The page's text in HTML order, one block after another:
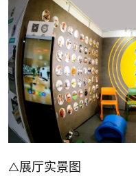
△展厅实景图